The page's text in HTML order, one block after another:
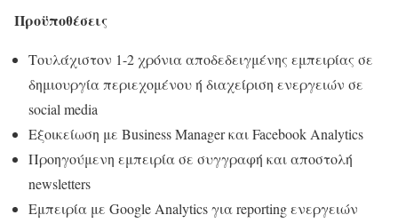
Προϋποθέσεις
Τουλάχιστον 1-2 χρόνια αποδεδειγμένης εμπειρίας σε
δημιουργία περιεχομένου ή διαχείριση ενεργειών σε
social media
Εξοικείωση με Business Manager και Facebook Analytics
Προηγούμενη εμπειρία σε συγγραφή και αποστολή
newsletters
Εμπειρία με Google Analytics για reporting ενεργειών